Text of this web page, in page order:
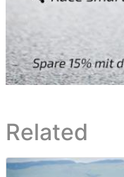
Related